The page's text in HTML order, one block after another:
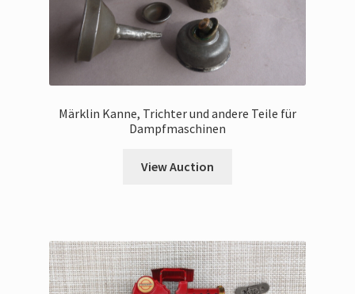
Märklin Kanne, Trichter und andere Teile für
Dampfmaschinen
View Auction